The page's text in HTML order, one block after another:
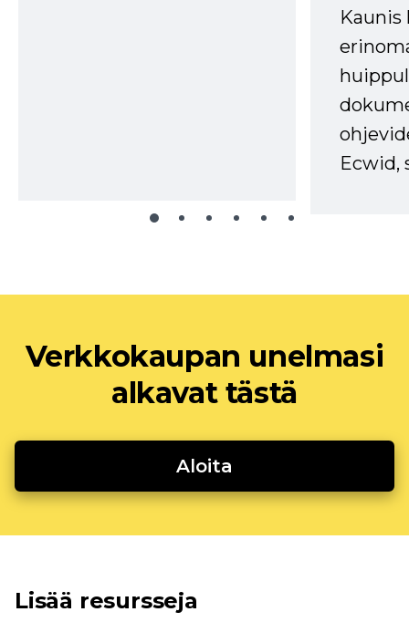
Kaunis
Ecwid,
Verkkokaupan unelmasi
alkavat tästä
Aloita
Lisää resursseja